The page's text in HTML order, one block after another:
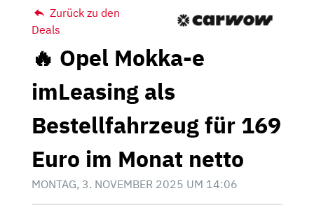
Zurück zu den
Deals
🔥 Opel Mokka-e
imLeasing als
Bestellfahrzeug für 169
Euro im Monat netto
MONTAG, 3. NOVEMBER 2025 UM 14:06